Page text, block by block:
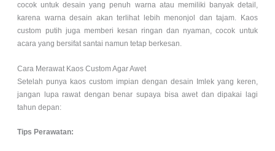
cocok untuk desain yang penuh warna atau memiliki banyak detail,
karena warna desain akan terlihat lebih menonjol dan tajam. Kaos
custom putih juga memberi kesan ringan dan nyaman, cocok untuk
acara yang bersifat santai namun tetap berkesan.
Cara Merawat Kaos Custom Agar Awet
Setelah punya kaos custom impian dengan desain Imlek yang keren,
jangan lupa rawat dengan benar supaya bisa awet dan dipakai lagi
tahun depan:
Tips Perawatan: